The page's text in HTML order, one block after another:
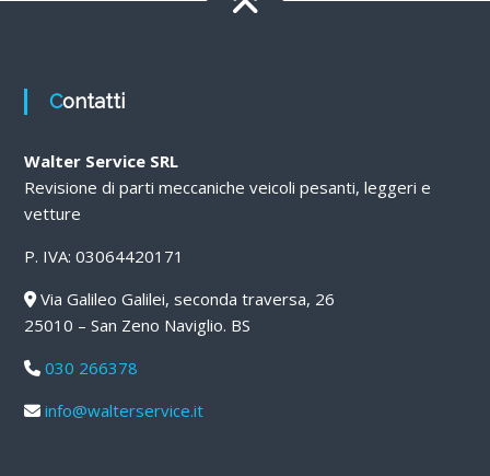
Contatti
Walter Service SRL
Revisione di parti meccaniche veicoli pesanti, leggeri e
vetture
P. IVA: 03064420171
Via Galileo Galilei, seconda traversa, 26
25010 – San Zeno Naviglio. BS
030 266378
info@walterservice.it